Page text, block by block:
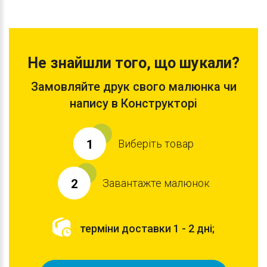
Не знайшли того, що шукали?
Замовляйте друк свого малюнка чи
напису в Конструкторі
1 Виберіть товар
2 Завантажте малюнок
терміни доставки 1 - 2 дні;